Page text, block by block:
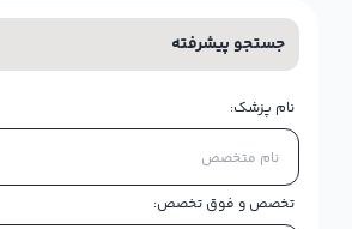
جستجو پیشرفته
نام پزشک:
تخصص و فوق تخصص: